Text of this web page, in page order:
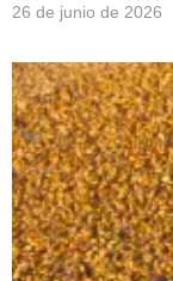
26 de junio de 2026